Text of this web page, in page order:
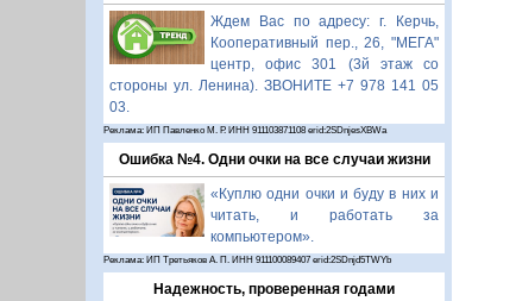
Ждем Вас по адресу: г. Керчь,
Кооперативный пер., 26, "МЕГА"
центр, офис 301 (3й этаж со
стороны ул. Ленина). ЗВОНИТЕ +7 978 141 05
03.
Реклама: ИП Павленко М. Р. ИНН 911103871108 erid:2SDnjesXBWa
Ошибка №4. Одни очки на все случаи жизни
«Куплю одни очки и буду в них и
читать, и работать за
компьютером».
Реклама: ИП Третьяков А. П. ИНН 911100089407 erid:2SDnjd5TWYb
Надежность, проверенная годами